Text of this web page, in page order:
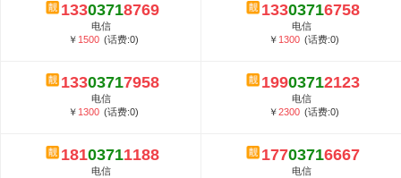
13303718769
电信
￥ 1500 (话费:0)
13303716758
电信
￥ 1300 (话费:0)
13303717958
电信
￥ 1300 (话费:0)
19903712123
电信
￥2300 (话费:0)
18103711188
电信
17703716667
电信